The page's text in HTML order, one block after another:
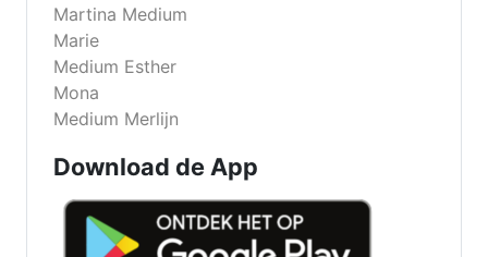
Martina Medium
Marie
Medium Esther
Mona
Medium Merlijn
Download de App